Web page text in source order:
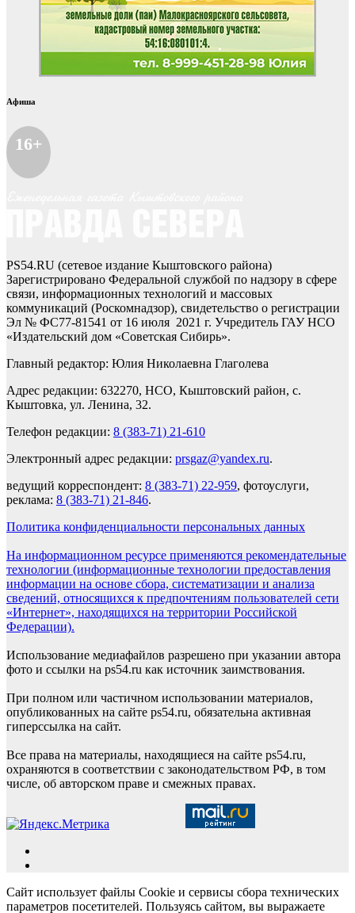
Афиша
16+
PS54.RU (сетевое издание Кыштовского района)
Зарегистрировано Федеральной службой по надзору в сфере
связи, информационных технологий и массовых
коммуникаций (Роскомнадзор), свидетельство о регистрации
Эл № ФС77-81541 от 16 июля 2021 г. Учредитель ГАУ НСО
«Издательский дом «Советская Сибирь».
Главный редактор: Юлия Николаевна Глаголева
Адрес редакции: 632270, НСО, Кыштовский район, с.
Кыштовка, ул. Ленина, 32.
Телефон редакции: 8 (383-71) 21-610
Электронный адрес редакции: prsgaz@yandex.ru.
ведущий корреспондент: 8 (383-71) 22-959, фотоуслуги,
реклама: 8 (383-71) 21-846.
Политика конфиденциальности персональных данных
На информационном ресурсе применяются рекомендательные
технологии (информационные технологии предоставления
информации на основе сбора, систематизации и анализа
сведений, относящихся к предпочтениям пользователей сети
«Интернет», находящихся на территории Российской
Федерации).
Использование медиафайлов разрешено при указании автора
фото и ссылки на ps54.ru как источник заимствования.
При полном или частичном использовании материалов,
опубликованных на сайте ps54.ru, обязательна активная
гиперссылка на сайт.
Все права на материалы, находящиеся на сайте ps54.ru,
охраняются в соответствии с законодательством РФ, в том
числе, об авторском праве и смежных правах.
Сайт использует файлы Cookie и сервисы сбора технических
параметров посетителей. Пользуясь сайтом, вы выражаете